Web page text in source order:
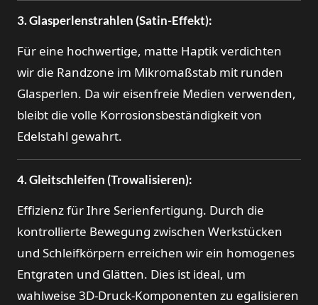
3. Glasperlenstrahlen (Satin-Effekt):
Für eine hochwertige, matte Haptik verdichten
wir die Randzone im Mikromaßstab mit runden
Glasperlen. Da wir eisenfreie Medien verwenden,
bleibt die volle Korrosionsbeständigkeit von
Edelstahl gewahrt.
4. Gleitschleifen (Trowalisieren):
Effizienz für Ihre Serienfertigung. Durch die
kontrollierte Bewegung zwischen Werkstücken
und Schleifkörpern erreichen wir ein homogenes
Entgraten und Glätten. Dies ist ideal, um
wahlweise 3D-Druck-Komponenten zu egalisieren